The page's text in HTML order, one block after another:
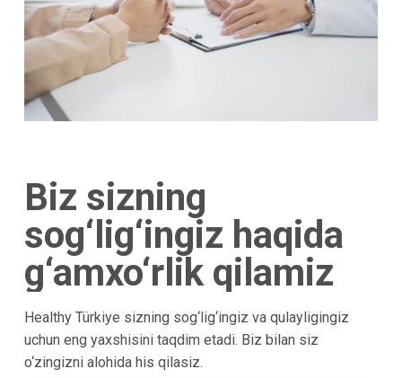
Biz sizning
sog‘lig‘ingiz haqida
g‘amxo‘rlik qilamiz
Healthy Türkiye sizning sog‘lig‘ingiz va qulayligingiz
uchun eng yaxshisini taqdim etadi. Biz bilan siz
o‘zingizni alohida his qilasiz.